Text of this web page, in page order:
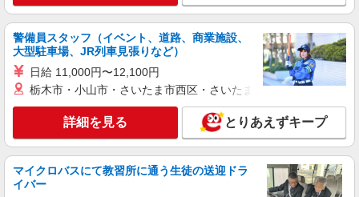
特別養護老人ホームでの看護師
時給：2000〜2100円 ※資格・経験などによる
千葉県千葉市中央区
キープ 詳細を見る
株式会社kotrio /●CB-H-1983163
蘇我駅｜看護師さんのサポートスタッフ募集♪
警備員スタッフ（イベント、道路、商業施設、
大型駐車場、JR列車見張りなど）
日給 11,000円〜12,100円
栃木市・小山市・さいたま市西区・さいたま市岩槻区・久喜市・
詳細を見る とりあえずキープ
マイクロバスにて教習所に通う生徒の送迎ドラ
イバー